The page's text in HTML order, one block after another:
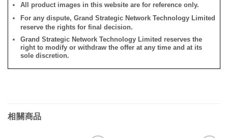
All product images in this website are for reference only.
For any dispute, Grand Strategic Network Technology Limited
reserve the rights for final decision.
Grand Strategic Network Technology Limited reserves the
right to modify or withdraw the offer at any time and at its
sole discretion.
相關商品